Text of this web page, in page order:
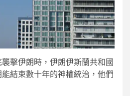
擊伊朗時，伊朗伊斯蘭共和國
結束數十年的神權統治，他們